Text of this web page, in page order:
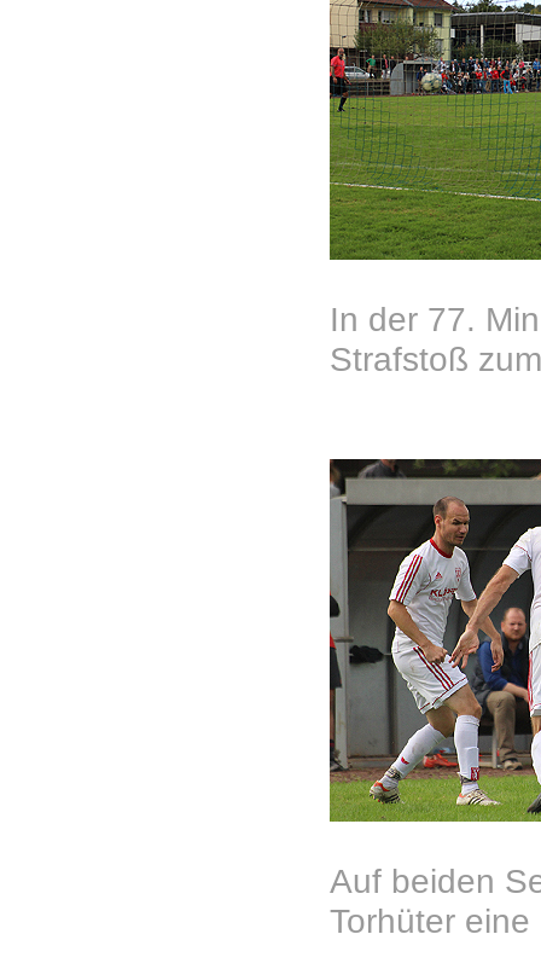
In der 77.
Strafstoß
Auf beiden
Torhüter